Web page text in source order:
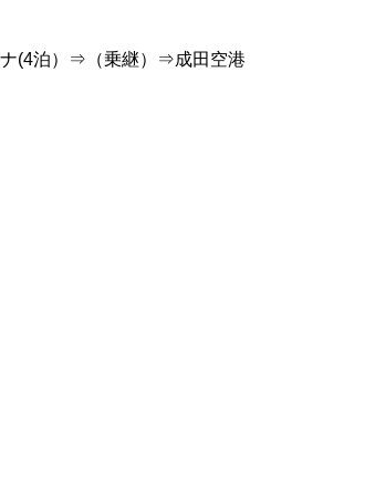
(4泊）⇒（乗継）⇒成田空港